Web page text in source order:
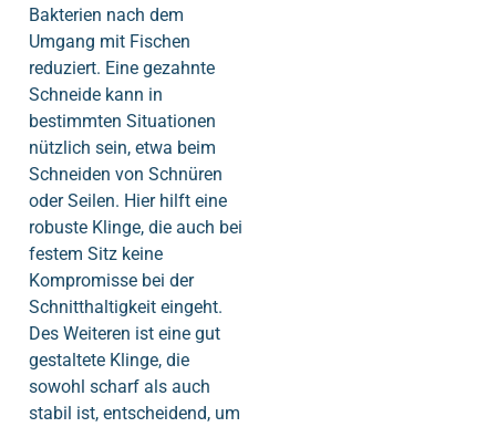
Bakterien nach dem
Umgang mit Fischen
reduziert. Eine gezahnte
Schneide kann in
bestimmten Situationen
nützlich sein, etwa beim
Schneiden von Schnüren
oder Seilen. Hier hilft eine
robuste Klinge, die auch bei
festem Sitz keine
Kompromisse bei der
Schnitthaltigkeit eingeht.
Des Weiteren ist eine gut
gestaltete Klinge, die
sowohl scharf als auch
stabil ist, entscheidend, um